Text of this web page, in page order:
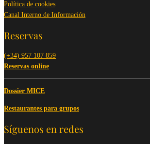
Política de cookies
Canal Interno de Información
Reservas
(+34) 957 107 859
Reservas online
Dossier MICE
Restaurantes para grupos
Síguenos en redes